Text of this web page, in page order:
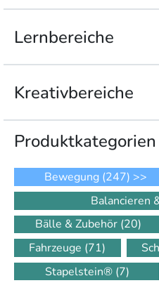
Lernbereiche
Kreativbereiche
Produkt­kategorien
Bewegung (247) >>
Balancieren
Bälle & Zubehör (20)
Fahrzeuge (71)
Stapelstein® (7)